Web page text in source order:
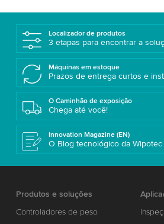
Localizador de produtos
3 etapas para encontrar a
Máquinas em estoque
Prazos de entrega curtos e
O Caminhão de exposição
Chega até você!
Innovation Magazine (EN)
O Blog tecnológico da Wipotec
Produtos e soluções
Controladores de peso